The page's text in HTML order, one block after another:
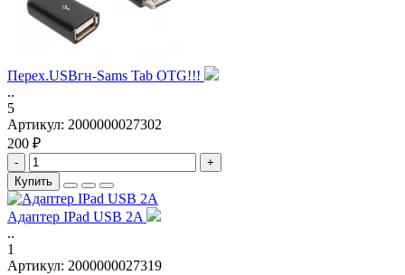
Перех.USBгн-Sams Tab OTG!!!
..
5
Артикул: 2000000027302
200 ₽
-
+
Купить
Адаптер IPad USB 2A
..
1
Артикул: 2000000027319